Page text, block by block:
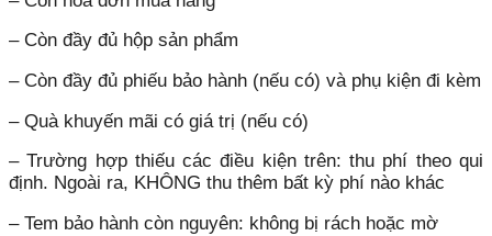
– Còn đầy đủ hộp sản phẩm
– Còn đầy đủ phiếu bảo hành (nếu có) và phụ kiện đi kèm
– Quà khuyến mãi có giá trị (nếu có)
– Trường hợp thiếu các điều kiện trên: thu phí theo qui
định. Ngoài ra, KHÔNG thu thêm bất kỳ phí nào khác
– Tem bảo hành còn nguyên: không bị rách hoặc mờ